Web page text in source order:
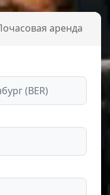
аренда